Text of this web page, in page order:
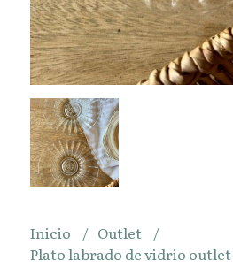
Inicio
Outlet
Plato labrado de vidrio outlet